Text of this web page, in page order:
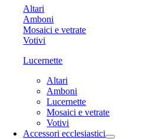
Altari
Amboni
Mosaici e vetrate
Votivi
Lucernette
Altari
Amboni
Lucernette
Mosaici e vetrate
Votivi
Accessori ecclesiastici